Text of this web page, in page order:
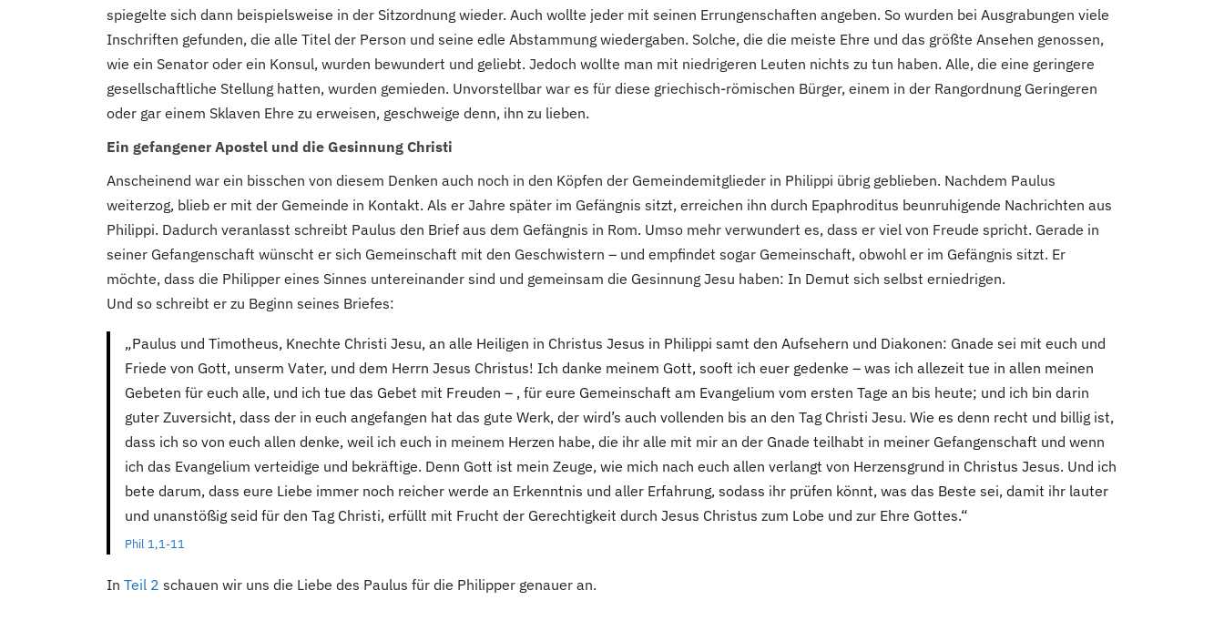
spiegelte sich dann beispielsweise in der Sitzordnung wieder. Auch wollte jeder mit seinen Errungenschaften angeben. So wurden bei Ausgrabungen viele
Inschriften gefunden, die alle Titel der Person und seine edle Abstammung wiedergaben. Solche, die die meiste Ehre und das größte Ansehen genossen,
wie ein Senator oder ein Konsul, wurden bewundert und geliebt. Jedoch wollte man mit niedrigeren Leuten nichts zu tun haben. Alle, die eine geringere
gesellschaftliche Stellung hatten, wurden gemieden. Unvorstellbar war es für diese griechisch-römischen Bürger, einem in der Rangordnung Geringeren
oder gar einem Sklaven Ehre zu erweisen, geschweige denn, ihn zu lieben.
Ein gefangener Apostel und die Gesinnung Christi
Anscheinend war ein bisschen von diesem Denken auch noch in den Köpfen der Gemeindemitglieder in Philippi übrig geblieben. Nachdem Paulus
weiterzog, blieb er mit der Gemeinde in Kontakt. Als er Jahre später im Gefängnis sitzt, erreichen ihn durch Epaphroditus beunruhigende Nachrichten aus
Philippi. Dadurch veranlasst schreibt Paulus den Brief aus dem Gefängnis in Rom. Umso mehr verwundert es, dass er viel von Freude spricht. Gerade in
seiner Gefangenschaft wünscht er sich Gemeinschaft mit den Geschwistern – und empfindet sogar Gemeinschaft, obwohl er im Gefängnis sitzt. Er
möchte, dass die Philipper eines Sinnes untereinander sind und gemeinsam die Gesinnung Jesu haben: In Demut sich selbst erniedrigen.
Und so schreibt er zu Beginn seines Briefes:
„Paulus und Timotheus, Knechte Christi Jesu, an alle Heiligen in Christus Jesus in Philippi samt den Aufsehern und Diakonen: Gnade sei mit euch und
Friede von Gott, unserm Vater, und dem Herrn Jesus Christus! Ich danke meinem Gott, sooft ich euer gedenke – was ich allezeit tue in allen meinen
Gebeten für euch alle, und ich tue das Gebet mit Freuden – , für eure Gemeinschaft am Evangelium vom ersten Tage an bis heute; und ich bin darin
guter Zuversicht, dass der in euch angefangen hat das gute Werk, der wird’s auch vollenden bis an den Tag Christi Jesu. Wie es denn recht und billig ist,
dass ich so von euch allen denke, weil ich euch in meinem Herzen habe, die ihr alle mit mir an der Gnade teilhabt in meiner Gefangenschaft und wenn
ich das Evangelium verteidige und bekräftige. Denn Gott ist mein Zeuge, wie mich nach euch allen verlangt von Herzensgrund in Christus Jesus. Und ich
bete darum, dass eure Liebe immer noch reicher werde an Erkenntnis und aller Erfahrung, sodass ihr prüfen könnt, was das Beste sei, damit ihr lauter
und unanstößig seid für den Tag Christi, erfüllt mit Frucht der Gerechtigkeit durch Jesus Christus zum Lobe und zur Ehre Gottes.“
Phil 1,1-11
In Teil 2 schauen wir uns die Liebe des Paulus für die Philipper genauer an.